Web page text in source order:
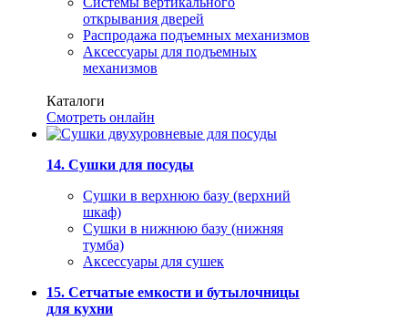
открывания дверей
Распродажа подъемных механизмов
Аксессуары для подъемных
механизмов
Каталоги
Смотреть онлайн
14. Сушки для посуды
Сушки в верхнюю базу (верхний
шкаф)
Сушки в нижнюю базу (нижняя
тумба)
Аксессуары для сушек
15. Сетчатые емкости и бутылочницы
для кухни